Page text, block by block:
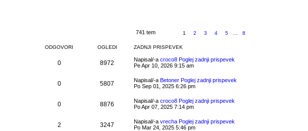
741 tem 1 2 3 4 5 8
ODGOVORI OGLEDI ZADNJI PRISPEVEK
0 8972 Napisal/-a croco8 Poglej zadnji prispevek
Pe Apr 10, 2026 9:15 am
0 5807 Napisal/-a Betoner Poglej zadnji prispevek
Po Sep 01, 2025 6:26 pm
0 8876 Napisal/-a croco8 Poglej zadnji prispevek
Po Apr 07, 2025 7:14 pm
2 3247 Napisal/-a vrecha Poglej zadnji prispevek
Po Mar 24, 2025 5:46 pm